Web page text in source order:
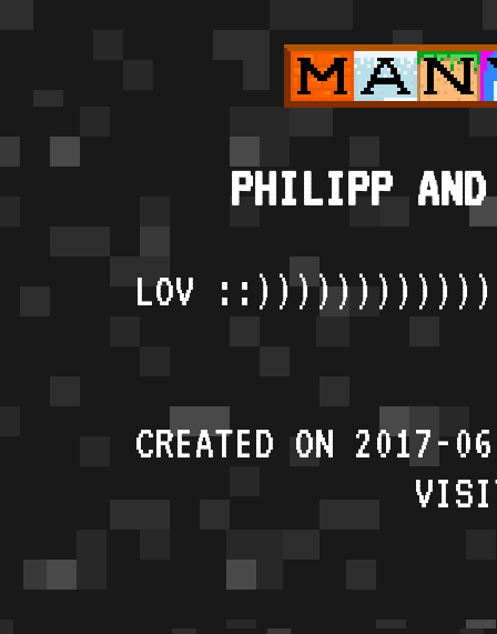
PHILIPP AND
LOV
CREATED ON 2017-